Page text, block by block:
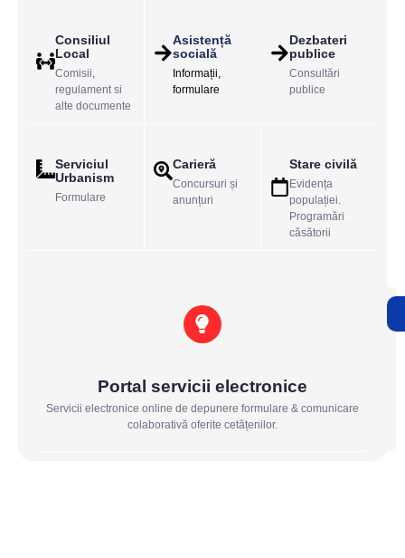
Consiliul
Local
Comisii,
regulament si
alte documente
Asistență
socială
Informații,
formulare
Dezbateri
publice
Consultări
publice
Serviciul
Urbanism
Formulare
Carieră
Concursuri și
anunțuri
Stare civilă
Evidența
populației.
Programări
căsătorii
Portal servicii electronice
Servicii electronice online de depunere formulare & comunicare
colaborativă oferite cetățenilor.